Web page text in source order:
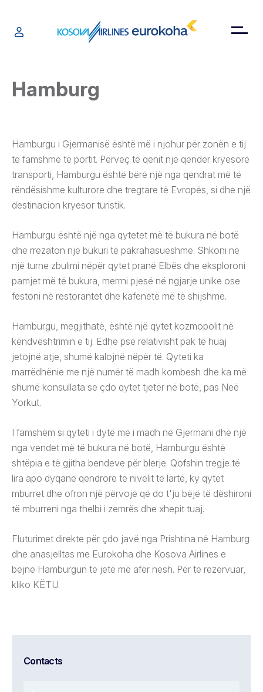
Hamburg
Hamburgu i Gjermanisë është më i njohur për zonën e tij
të famshme të portit. Përveç të qenit një qendër kryesore
transporti, Hamburgu është bërë një nga qendrat më të
rëndësishme kulturore dhe tregtare të Evropës, si dhe një
destinacion kryesor turistik.
Hamburgu është një nga qytetet më të bukura në botë
dhe rrezaton një bukuri të pakrahasueshme. Shkoni në
një turne zbulimi nëpër qytet pranë Elbës dhe eksploroni
pamjet më të bukura, merrni pjesë në ngjarje unike ose
festoni në restorantet dhe kafenetë më të shijshme.
Hamburgu, megjithatë, është një qytet kozmopolit në
këndvështrimin e tij. Edhe pse relativisht pak të huaj
jetojnë atje, shumë kalojnë nëpër të. Qyteti ka
marrëdhënie me një numër të madh kombesh dhe ka më
shumë konsullata se çdo qytet tjetër në botë, pas Neë
Yorkut.
I famshëm si qyteti i dytë më i madh në Gjermani dhe një
nga vendet më të bukura në botë, Hamburgu është
shtëpia e të gjitha bendeve për blerje. Qofshin tregje të
lira apo dyqane qendrore të nivelit të lartë, ky qytet
mburret dhe ofron një përvojë që do t'ju bëjë të dëshironi
të mburreni nga thelbi i zemrës dhe xhepit tuaj.
Fluturimet direkte për çdo javë nga Prishtina në Hamburg
dhe anasjelltas me Eurokoha dhe Kosova Airlines e
bëjnë Hamburgun të jetë më afër nesh. Për të rezervuar,
kliko KËTU.
Contacts